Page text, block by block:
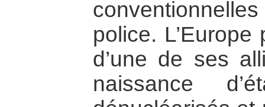
police.
d’une de ses
naissance